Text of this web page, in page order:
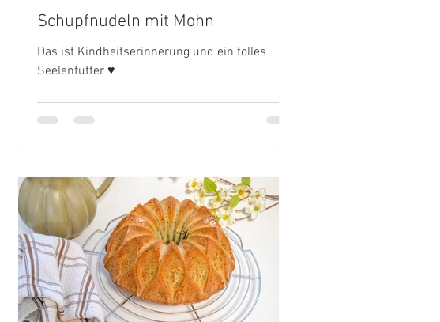
Schupfnudeln mit Mohn
Das ist Kindheitserinnerung und ein tolles
Seelenfutter ♥